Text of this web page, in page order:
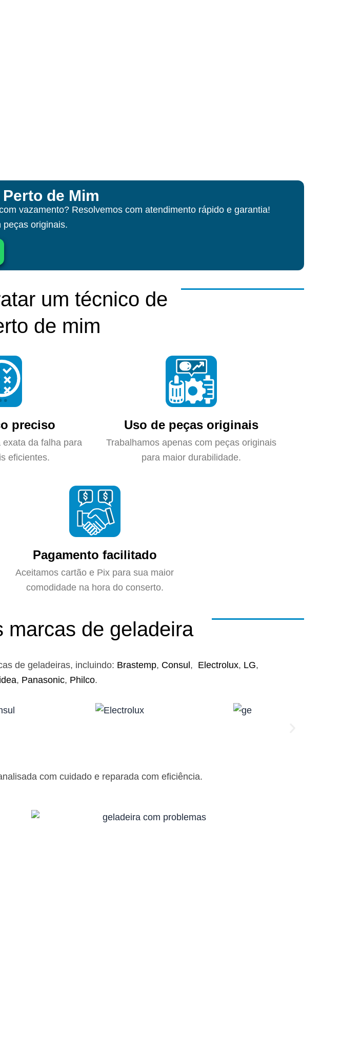
de Mim
vazamento? Resolvemos com atendimento rápido e garantia!
peças originais.
um técnico de
de mim
preciso
da falha para
eficientes.
Uso de peças originais
Trabalhamos apenas com peças originais
para maior durabilidade.
Pagamento facilitado
Aceitamos cartão e Pix para sua maior
comodidade na hora do conserto.
marcas de geladeira
de geladeiras, incluindo: Brastemp, Consul , Electrolux, LG,
, Panasonic, Philco.
com cuidado e reparada com eficiência.